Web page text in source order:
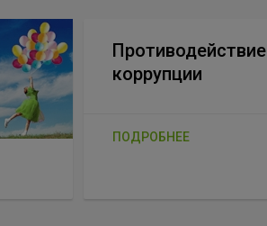
Противодействие
коррупции
ПОДРОБНЕЕ